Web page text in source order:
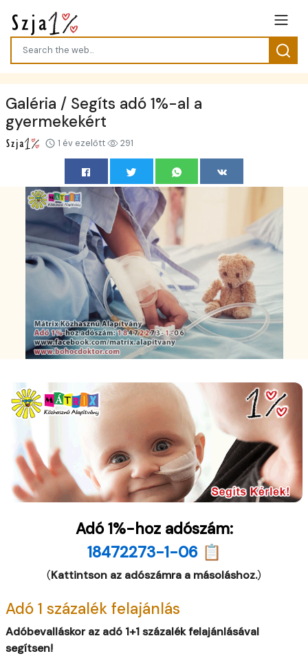
Galéria / Segíts adó 1%-al a
gyermekekért
1 év ezelőtt 291
Adó 1%-hoz adószám:
18472273-1-06 📋
(Kattintson az adószámra a másoláshoz.)
Adó 1 százalék felajánlás
Adóbevalláskor az adó 1+1 százalék felajánlásával
segítsen!